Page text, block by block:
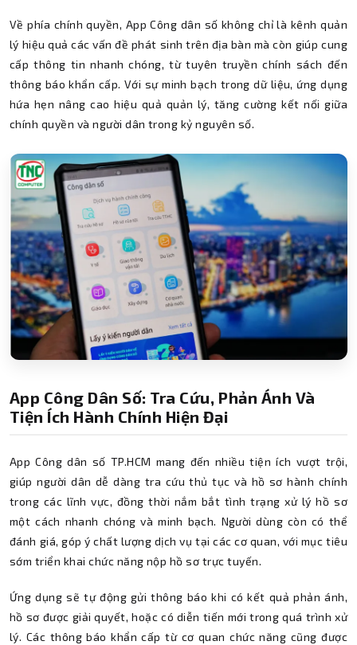
Về phía chính quyền, App Công dân số không chỉ là kênh quản
lý hiệu quả các vấn đề phát sinh trên địa bàn mà còn giúp cung
cấp thông tin nhanh chóng, từ tuyên truyền chính sách đến
thông báo khẩn cấp. Với sự minh bạch trong dữ liệu, ứng dụng
hứa hẹn nâng cao hiệu quả quản lý, tăng cường kết nối giữa
chính quyền và người dân trong kỷ nguyên số.
App Công Dân Số: Tra Cứu, Phản Ánh Và
Tiện Ích Hành Chính Hiện Đại
App Công dân số TP.HCM mang đến nhiều tiện ích vượt trội,
giúp người dân dễ dàng tra cứu thủ tục và hồ sơ hành chính
trong các lĩnh vực, đồng thời nắm bắt tình trạng xử lý hồ sơ
một cách nhanh chóng và minh bạch. Người dùng còn có thể
đánh giá, góp ý chất lượng dịch vụ tại các cơ quan, với mục tiêu
sớm triển khai chức năng nộp hồ sơ trực tuyến.
Ứng dụng sẽ tự động gửi thông báo khi có kết quả phản ánh,
hồ sơ được giải quyết, hoặc có diễn tiến mới trong quá trình xử
lý. Các thông báo khẩn cấp từ cơ quan chức năng cũng được